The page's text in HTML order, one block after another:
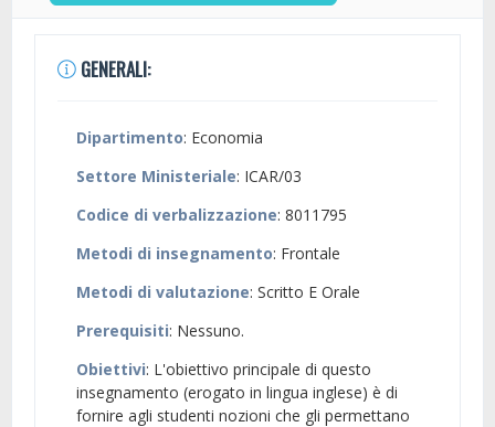
GENERALI:
Dipartimento: Economia
Settore Ministeriale: ICAR/03
Codice di verbalizzazione: 8011795
Metodi di insegnamento: Frontale
Metodi di valutazione: Scritto E Orale
Prerequisiti: Nessuno.
Obiettivi: L'obiettivo principale di questo
insegnamento (erogato in lingua inglese) è di
fornire agli studenti nozioni che gli permettano